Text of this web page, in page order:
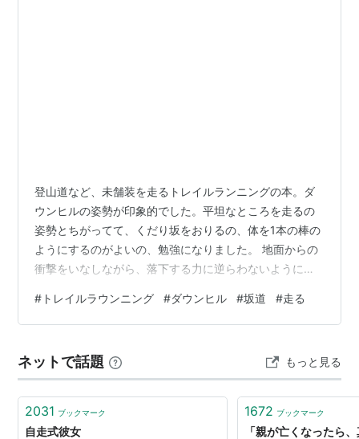
登山道など、未舗装を走るトレイルランニングの本。ダ
ウンヒルの姿勢が印象的でした。平坦なところを走るの
姿勢とちがってて、くだり坂をおりるの、体を1本の棒の
ようにするのがよいの、勉強になりました。 地面からの
衝撃をいなしながら、落下する力に逆らわないように移
て姿勢をコントロールすることが大事です。 （中略） 下
りは猫背になりがちですが、胸を開き、顔を上げるだけ
ング 掲載されてる図がわかりやすくて。骨盤が立てやす
くなるそうで、胸を開く姿勢、なるほどです。 入門&ガ
イド トレイルランニング 坂道を勢…
# トレイルラウンニング #ダウンヒル #坂道 #走る
ネットで話題 もっと見る
2031 ブックマーク
自走式彼女
1672 ブックマーク
「親が亡くなったら